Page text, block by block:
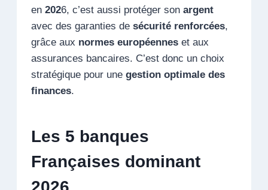
en 2026, c’est aussi protéger son argent
avec des garanties de sécurité renforcées,
grâce aux normes européennes et aux
assurances bancaires. C’est donc un choix
stratégique pour une gestion optimale des
finances.
Les 5 banques
Françaises dominant